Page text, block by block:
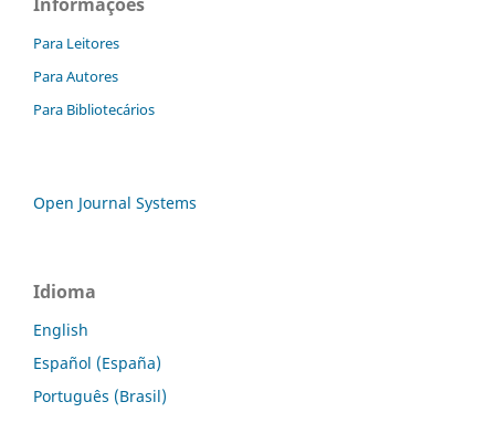
Para Leitores
Para Autores
Para Bibliotecários
Open Journal Systems
Idioma
English
Español (España)
Português (Brasil)